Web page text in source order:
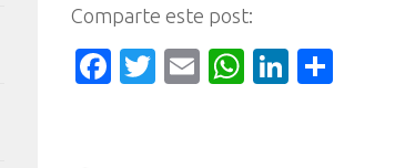
Comparte este post:
Facebook
Twitter
EmailWhatsApp
LinkedIn